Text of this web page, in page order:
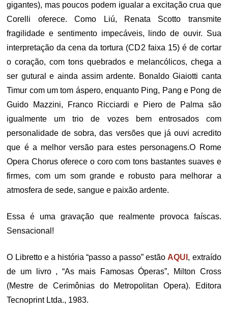
gigantes), mas poucos podem igualar a excitação crua que
Corelli oferece. Como Liú, Renata Scotto transmite
fragilidade e sentimento impecáveis, lindo de ouvir. Sua
interpretação da cena da tortura (CD2 faixa 15) é de cortar
o coração, com tons quebrados e melancólicos, chega a
ser gutural e ainda assim ardente. Bonaldo Giaiotti canta
Timur com um tom áspero, enquanto Ping, Pang e Pong de
Guido Mazzini, Franco Ricciardi e Piero de Palma são
igualmente um trio de vozes bem entrosados com
personalidade de sobra, das versões que já ouvi acredito
que é a melhor versão para estes personagens.O Rome
Opera Chorus oferece o coro com tons bastantes suaves e
firmes, com um som grande e robusto para melhorar a
atmosfera de sede, sangue e paixão ardente.
Essa é uma gravação que realmente provoca faíscas.
Sensacional!
O Libretto e a história “passo a passo” estão AQUI , extraído
de um livro , “As mais Famosas Óperas”, Milton Cross
(Mestre de Cerimônias do Metropolitan Opera). Editora
Tecnoprint Ltda., 1983.